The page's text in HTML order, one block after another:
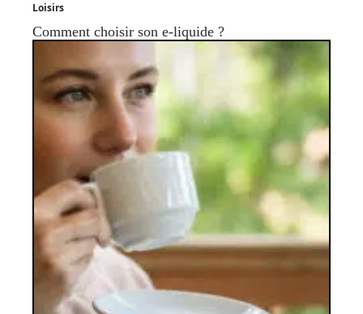
Loisirs
Comment choisir son e-liquide ?